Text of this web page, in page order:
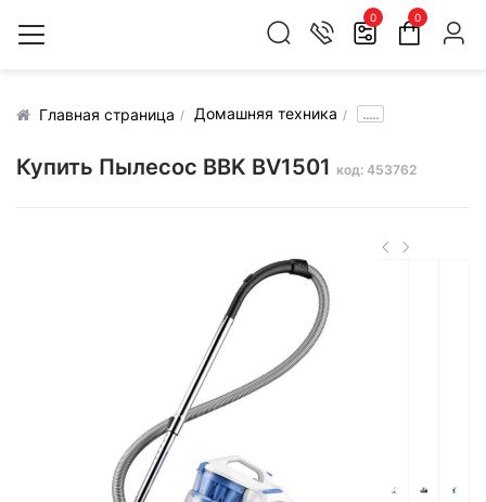
0 0
Главная страница Домашняя техника .....
Купить Пылесос BBK BV1501 код: 453762